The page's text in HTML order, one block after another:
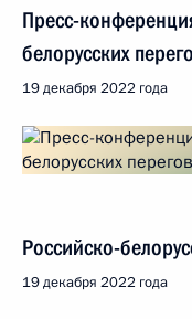
Пресс-
белорусских
19 декабря 2022 года
Российско-
19 декабря 2022 года